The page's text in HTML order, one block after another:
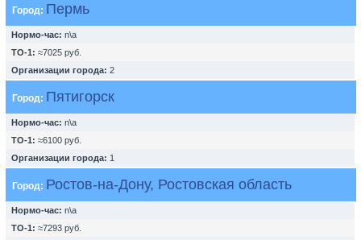
Город: Пермь
Нормо-час: n\a
ТО-1: ≈7025 руб.
Организации города: 2
Город: Пятигорск
Нормо-час: n\a
ТО-1: ≈6100 руб.
Организации города: 1
Город: Ростов-на-Дону, Ростовская область
Нормо-час: n\a
ТО-1: ≈7293 руб.